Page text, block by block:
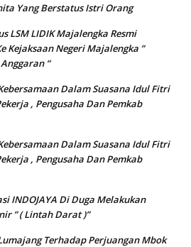
Yang Berstatus Istri Orang
LSM LIDIK Majalengka Resmi
Kejaksaan Negeri Majalengka ”
“
Dalam Suasana Idul Fitri
, Pengusaha Dan Pemkab
Dalam Suasana Idul Fitri
, Pengusaha Dan Pemkab
INDOJAYA Di Duga Melakukan
” ( Lintah Darat )”
Terhadap Perjuangan Mbok